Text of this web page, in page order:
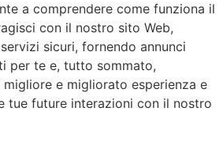
a comprendere come funziona il
con il nostro sito Web,
sicuri, fornendo annunci
per te e, tutto sommato,
e migliorato esperienza e
tue future interazioni con il nostro